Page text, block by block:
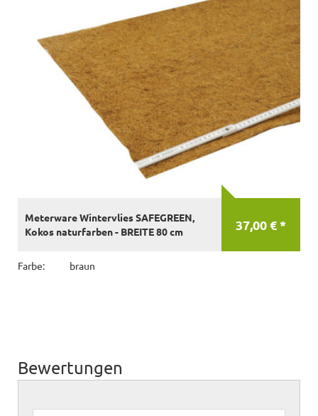
37,00 € *
Meterware Wintervlies SAFEGREEN,
Kokos naturfarben - BREITE 80 cm
Farbe: braun
Bewertungen